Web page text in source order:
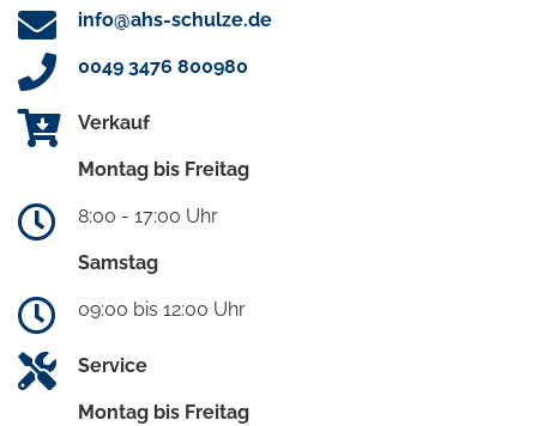
info@ahs-schulze.de
0049 3476 800980
Verkauf
Montag bis Freitag
8:00 - 17:00 Uhr
Samstag
09:00 bis 12:00 Uhr
Service
Montag bis Freitag